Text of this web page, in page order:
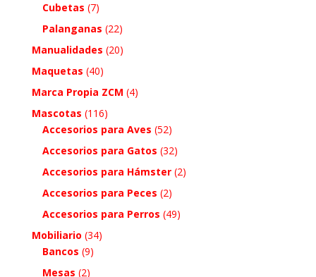
Cubetas (7)
Palanganas (22)
Manualidades (20)
Maquetas (40)
Marca Propia ZCM (4)
Mascotas (116)
Accesorios para Aves (52)
Accesorios para Gatos (32)
Accesorios para Hámster (2)
Accesorios para Peces (2)
Accesorios para Perros (49)
Mobiliario (34)
Bancos (9)
Mesas (2)